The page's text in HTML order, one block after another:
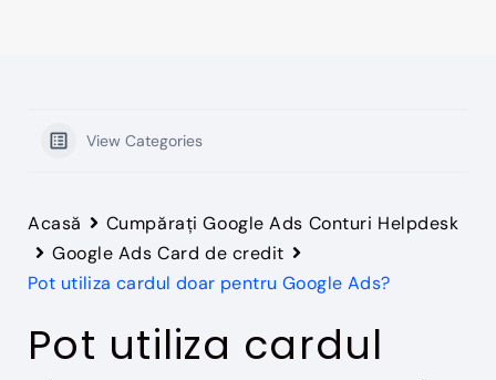
View Categories
Acasă
Cumpărați Google Ads Conturi Helpdesk
Google Ads Card de credit
Pot utiliza cardul doar pentru Google Ads?
Pot utiliza cardul